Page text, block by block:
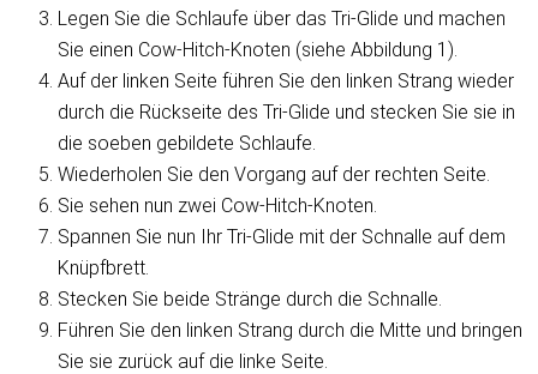
Legen Sie die Schlaufe über das Tri-Glide und machen
Sie einen Cow-Hitch-Knoten (siehe Abbildung 1).
Auf der linken Seite führen Sie den linken Strang wieder
durch die Rückseite des Tri-Glide und stecken Sie sie in
die soeben gebildete Schlaufe.
Wiederholen Sie den Vorgang auf der rechten Seite.
Sie sehen nun zwei Cow-Hitch-Knoten.
Spannen Sie nun Ihr Tri-Glide mit der Schnalle auf dem
Knüpfbrett.
Stecken Sie beide Stränge durch die Schnalle.
Führen Sie den linken Strang durch die Mitte und bringen
Sie sie zurück auf die linke Seite.